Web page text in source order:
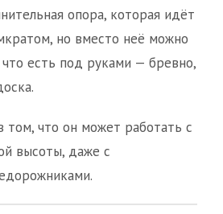
опора, которая идёт
но вместо неё можно
что есть под руками — бревно,
том, что он может работать с
высоты, даже с